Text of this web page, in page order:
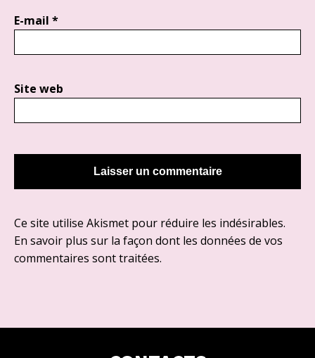
E-mail *
Site web
Ce site utilise Akismet pour réduire les indésirables.
En savoir plus sur la façon dont les données de vos
commentaires sont traitées.